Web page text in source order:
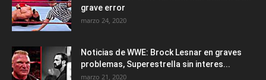
grave error
marzo 24, 2020
Noticias de WWE: Brock Lesnar en graves
problemas, Superestrella sin interes...
marzo 21, 2020